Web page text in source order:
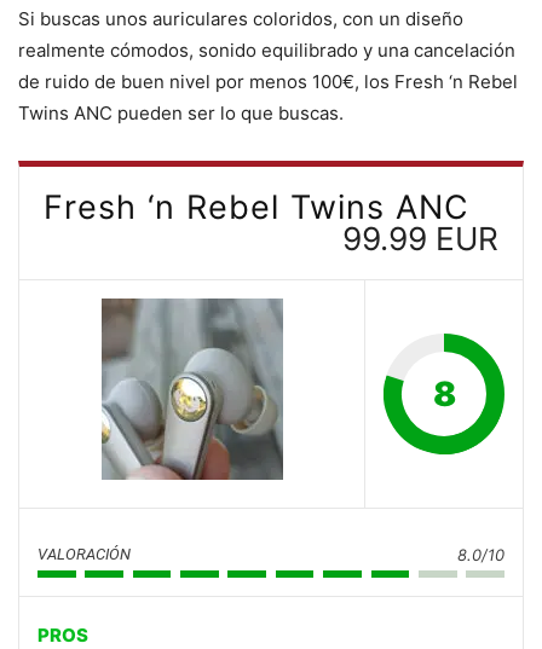
Si buscas unos auriculares coloridos, con un diseño
realmente cómodos, sonido equilibrado y una cancelación
de ruido de buen nivel por menos 100€, los Fresh ‘n Rebel
Twins ANC pueden ser lo que buscas.
Fresh ‘n Rebel Twins ANC
99.99 EUR
8
VALORACIÓN 8.0/10
PROS